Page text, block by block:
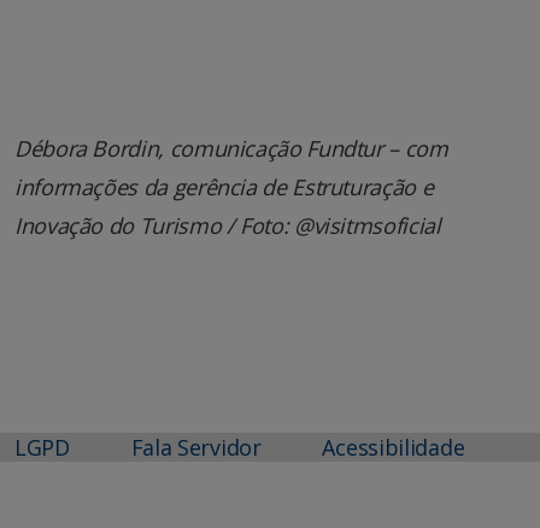
Débora Bordin, comunicação Fundtur – com
informações da gerência de Estruturação e
Inovação do Turismo / Foto: @visitmsoficial
LGPD Fala Servidor Acessibilidade